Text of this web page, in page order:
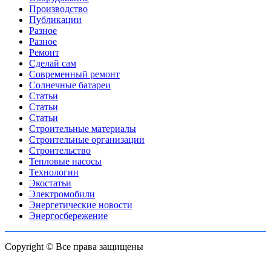
Производство
Публикации
Разное
Разное
Ремонт
Сделай сам
Современный ремонт
Солнечные батареи
Статьи
Статьи
Статьи
Строительные материалы
Строительные организации
Строительство
Тепловые насосы
Технологии
Экостатьи
Электромобили
Энергетические новости
Энергосбережение
Copyright © Все права защищены